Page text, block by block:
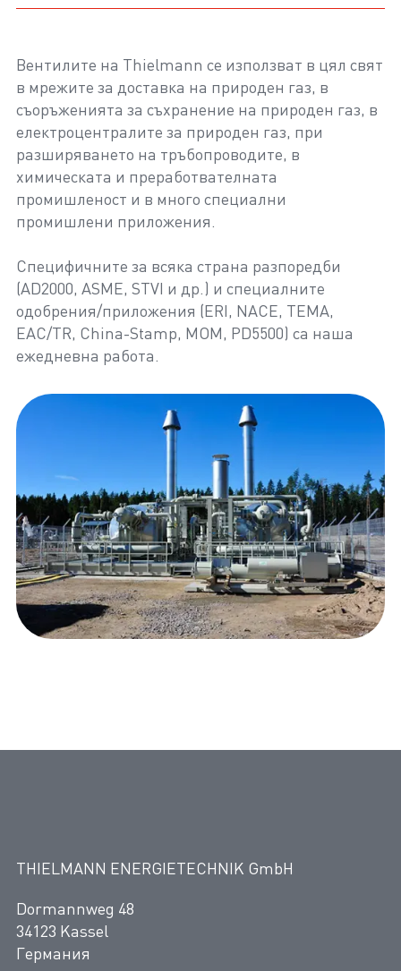
Вентилите на Thielmann се използват в цял свят
в мрежите за доставка на природен газ, в
съоръженията за съхранение на природен газ, в
електроцентралите за природен газ, при
разширяването на тръбопроводите, в
химическата и преработвателната
промишленост и в много специални
промишлени приложения.
Специфичните за всяка страна разпоредби
(AD2000, ASME, STVI и др.) и специалните
одобрения/приложения (ERI, NACE, TEMA,
EAC/TR, China-Stamp, MOM, PD5500) са наша
ежедневна работа.
THIELMANN ENERGIETECHNIK GmbH
Dormannweg 48
34123 Kassel
Германия